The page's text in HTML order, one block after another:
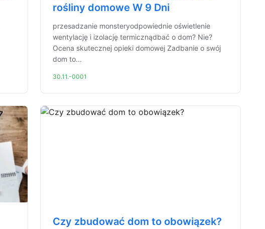
rośliny domowe W 9 Dni
przesadzanie monsteryodpowiednie oświetlenie
wentylację i izolację termicznądbać o dom? Nie?
Ocena skutecznej opieki domowej Zadbanie o swój
dom to...
30.11.-0001
Czy zbudować dom to obowiązek?